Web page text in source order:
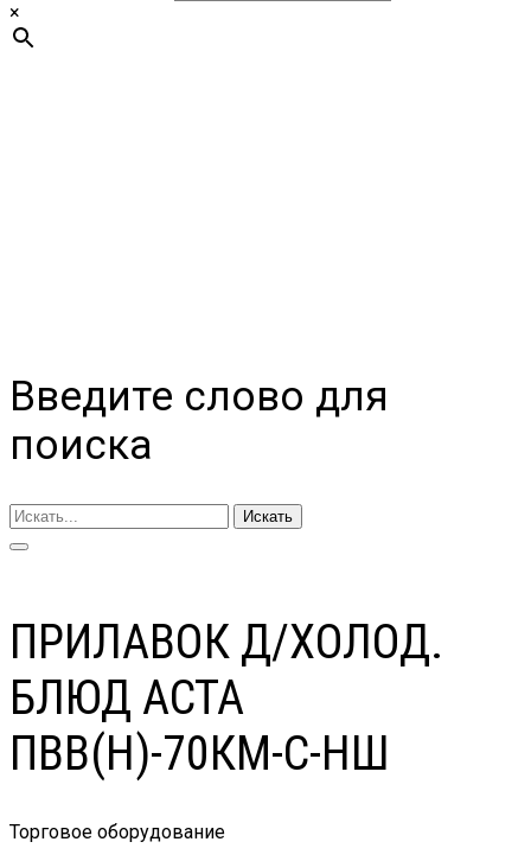
×
Введите слово для
поиска
Искать
ПРИЛАВОК Д/ХОЛОД.
БЛЮД АСТА
ПВВ(Н)-70КМ-С-НШ
Торговое оборудование